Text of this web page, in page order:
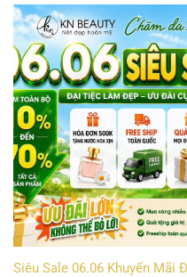
Siêu Sale 06.06 Khuyến Mãi